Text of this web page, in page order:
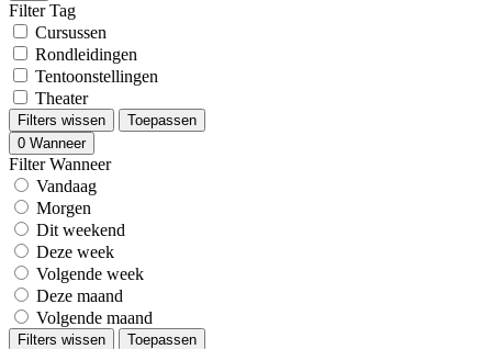
Filter Tag
Cursussen
Rondleidingen
Tentoonstellingen
Theater
Filters wissen
Toepassen
0 Wanneer
Filter Wanneer
Vandaag
Morgen
Dit weekend
Deze week
Volgende week
Deze maand
Volgende maand
Filters wissen Toepassen